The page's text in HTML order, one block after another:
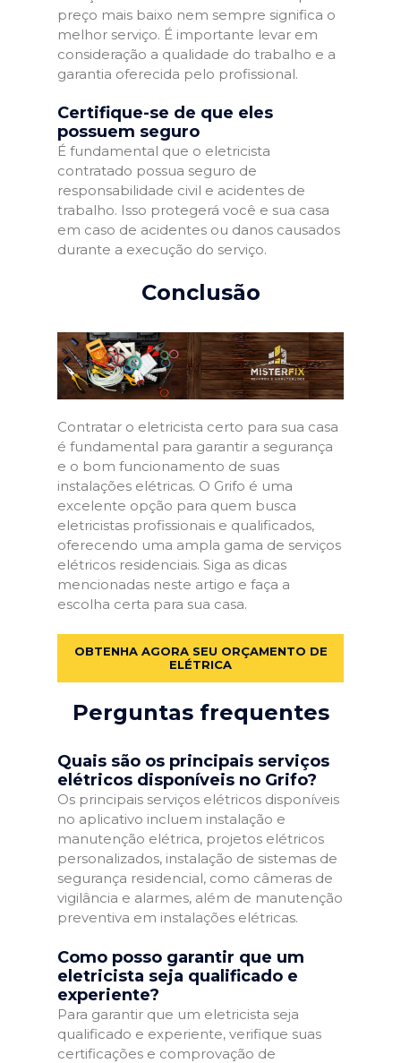
preço mais baixo nem sempre significa o
melhor serviço. É importante levar em
consideração a qualidade do trabalho e a
garantia oferecida pelo profissional.
Certifique-se de que eles
possuem seguro
É fundamental que o eletricista
contratado possua seguro de
responsabilidade civil e acidentes de
trabalho. Isso protegerá você e sua casa
em caso de acidentes ou danos causados
durante a execução do serviço.
Conclusão
Contratar o eletricista certo para sua casa
é fundamental para garantir a segurança
e o bom funcionamento de suas
instalações elétricas. O Grifo é uma
excelente opção para quem busca
eletricistas profissionais e qualificados,
oferecendo uma ampla gama de serviços
elétricos residenciais. Siga as dicas
mencionadas neste artigo e faça a
escolha certa para sua casa.
OBTENHA AGORA SEU ORÇAMENTO DE
ELÉTRICA
Perguntas frequentes
Quais são os principais serviços
elétricos disponíveis no Grifo?
Os principais serviços elétricos disponíveis
no aplicativo incluem instalação e
manutenção elétrica, projetos elétricos
personalizados, instalação de sistemas de
segurança residencial, como câmeras de
vigilância e alarmes, além de manutenção
preventiva em instalações elétricas.
Como posso garantir que um
eletricista seja qualificado e
experiente?
Para garantir que um eletricista seja
qualificado e experiente, verifique suas
certificações e comprovação de